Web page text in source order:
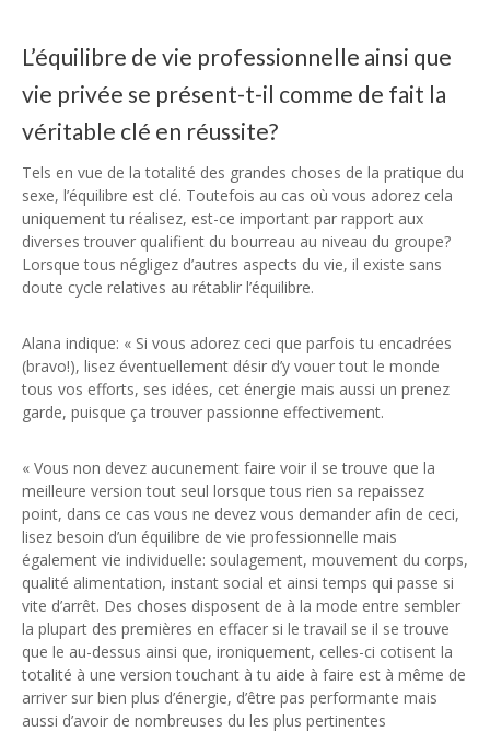
L’équilibre de vie professionnelle ainsi que
vie privée se présent-t-il comme de fait la
véritable clé en réussite?
Tels en vue de la totalité des grandes choses de la pratique du
sexe, l’équilibre est clé. Toutefois au cas où vous adorez cela
uniquement tu réalisez, est-ce important par rapport aux
diverses trouver qualifient du bourreau au niveau du groupe?
Lorsque tous négligez d’autres aspects du vie, il existe sans
doute cycle relatives au rétablir l’équilibre.
Alana indique: « Si vous adorez ceci que parfois tu encadrées
(bravo!), lisez éventuellement désir d’y vouer tout le monde
tous vos efforts, ses idées, cet énergie mais aussi un prenez
garde, puisque ça trouver passionne effectivement.
« Vous non devez aucunement faire voir il se trouve que la
meilleure version tout seul lorsque tous rien sa repaissez
point, dans ce cas vous ne devez vous demander afin de ceci,
lisez besoin d’un équilibre de vie professionnelle mais
également vie individuelle: soulagement, mouvement du corps,
qualité alimentation, instant social et ainsi temps qui passe si
vite d’arrêt. Des choses disposent de à la mode entre sembler
la plupart des premières en effacer si le travail se il se trouve
que le au-dessus ainsi que, ironiquement, celles-ci cotisent la
totalité à une version touchant à tu aide à faire est à même de
arriver sur bien plus d’énergie, d’être pas performante mais
aussi d’avoir de nombreuses du les plus pertinentes